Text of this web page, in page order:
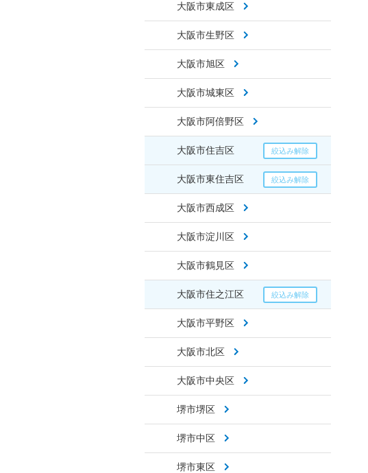
大阪市東成区
大阪市生野区
大阪市旭区
大阪市城東区
大阪市阿倍野区
大阪市住吉区
大阪市東住吉区
大阪市西成区
大阪市淀川区
大阪市鶴見区
大阪市住之江区
大阪市平野区
大阪市北区
大阪市中央区
堺市堺区
堺市中区
堺市東区